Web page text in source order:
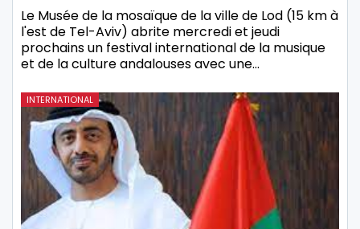
Le Musée de la mosaïque de la ville de Lod (15 km à
l'est de Tel-Aviv) abrite mercredi et jeudi
prochains un festival international de la musique
et de la culture andalouses avec une…
INTERNATIONAL